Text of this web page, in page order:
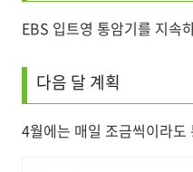
EBS 입트영 통암기를 지속
다음 달 계획
4월에는 매일 조금씩이라